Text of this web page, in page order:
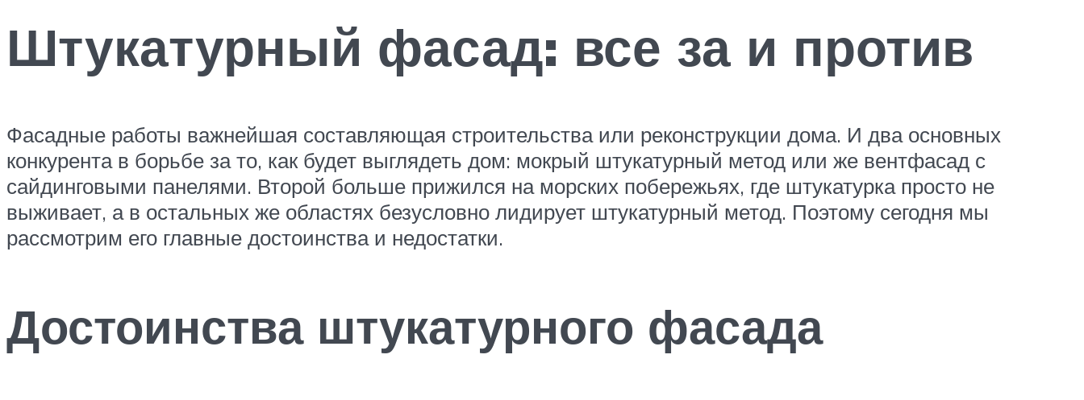
Штукатурный фасад: все за и против
Фасадные работы важнейшая составляющая строительства или реконструкции дома. И два основных
конкурента в борьбе за то, как будет выглядеть дом: мокрый штукатурный метод или же вентфасад с
сайдинговыми панелями. Второй больше прижился на морских побережьях, где штукатурка просто не
выживает, а в остальных же областях безусловно лидирует штукатурный метод. Поэтому сегодня мы
рассмотрим его главные достоинства и недостатки.
Достоинства штукатурного фасада